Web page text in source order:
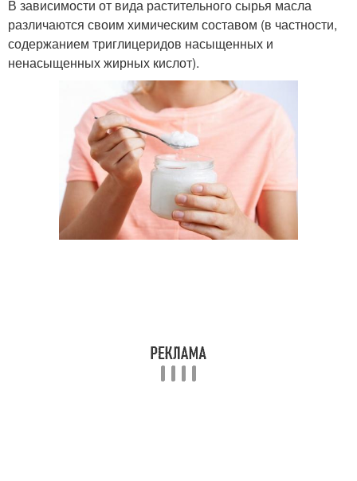
В зависимости от вида растительного сырья масла
различаются своим химическим составом (в частности,
содержанием триглицеридов насыщенных и
ненасыщенных жирных кислот).